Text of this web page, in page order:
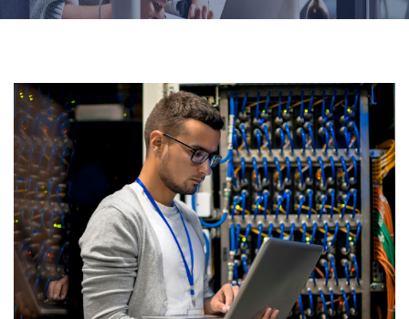
TRANS. IMOBILIÁRIAS(TTI)